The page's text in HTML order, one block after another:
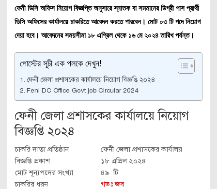
ফেনী ডিসি অফিস নিয়োগ বিজ্ঞপ্তি অনুসারে স্নাতক বা সমমানের ডিগ্রী পাস প্রার্থী
ডিসি অফিসের কার্যালয়ে চাকরিতে আবেদন করতে পারবেন। মোট ০৩ টি পদে নিয়োগ
দেয়া হবে। আবেদনের সময়সীমা ১৮ এপ্রিল থেকে ১৬ মে ২০২৪ তারিখ পর্যন্ত।
পোস্টের সূচী এক পলকে দেখুন!
ফেনী জেলা প্রশাসকের কার্যালয়ে নিয়োগ বিজ্ঞপ্তি ২০২৪
Feni DC Office Govt job Circular 2024
ফেনী জেলা প্রশাসকের কার্যালয়ে নিয়োগ
বিজ্ঞপ্তি ২০২৪
চাকরি দাতা প্রতিষ্ঠান
ফেনী জেলা প্রশাসকের কার্যালয়
বিজ্ঞপ্তি প্রকাশ
১৮ এপ্রিল ২০২৪
মোট শূন্যপদের সংখ্যা
৪৯ টি
চাকরির ধরন
গভঃ জব